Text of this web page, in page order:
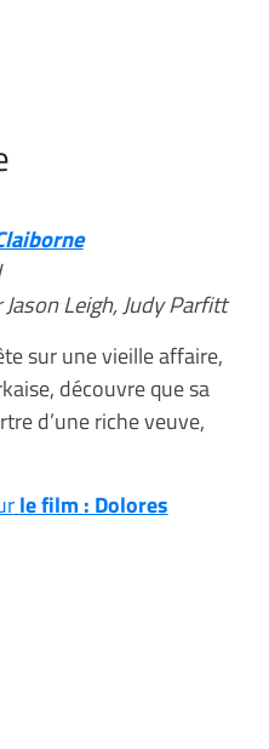
Leigh, Judy Parfitt
sur une vieille affaire,
découvre que sa
d’une riche veuve,
le film : Dolores